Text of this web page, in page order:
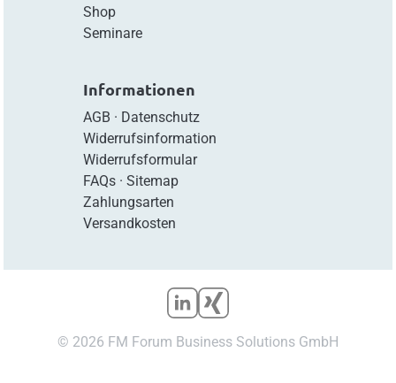
Shop
Seminare
Informationen
AGB · Datenschutz
Widerrufsinformation
Widerrufsformular
FAQs· Sitemap
Zahlungsarten
Versandkosten
© 2026 FM Forum Business Solutions GmbH